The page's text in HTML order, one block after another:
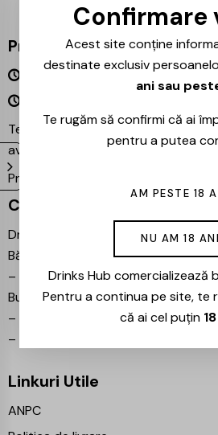
Program
Luni – Vineri 09:00 – 18:00
Te așteptăm și în magazinul
avem mereu reduceri speciale la
Proiecte partenere:
Contact
Drinks Hub – Magazin de
Băuturi
–
Bulevardul Iuliu Maniu 7,
București 061102
–
info@drinkshub.ro
–
Linkuri Utile
ANPC
Confirmare
Acest site conține
destinate exclusiv
ani sau
Te rugăm să confirmi că ai
pentru a putea
AM PESTE 18
NU AM 18 ANI
Drinks Hub comercializează
Pentru a continua pe site, te
că ai cel puțin